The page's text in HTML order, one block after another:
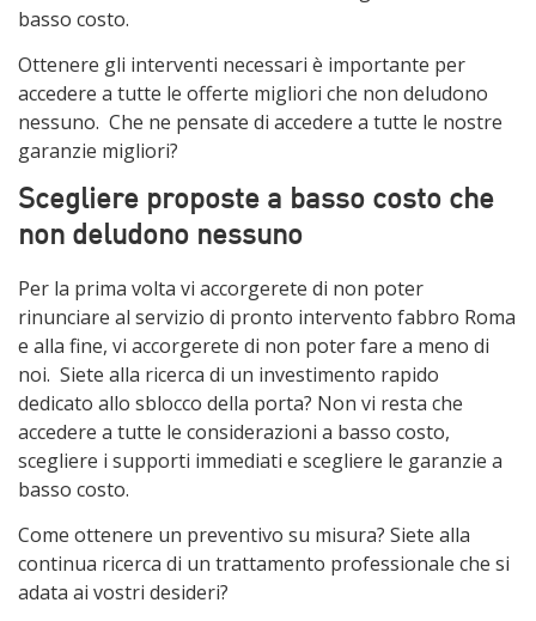
basso costo.
Ottenere gli interventi necessari è importante per
accedere a tutte le offerte migliori che non deludono
nessuno. Che ne pensate di accedere a tutte le nostre
garanzie migliori?
Scegliere proposte a basso costo che
non deludono nessuno
Per la prima volta vi accorgerete di non poter
rinunciare al servizio di pronto intervento fabbro Roma
e alla fine, vi accorgerete di non poter fare a meno di
noi. Siete alla ricerca di un investimento rapido
dedicato allo sblocco della porta? Non vi resta che
accedere a tutte le considerazioni a basso costo,
scegliere i supporti immediati e scegliere le garanzie a
basso costo.
Come ottenere un preventivo su misura? Siete alla
continua ricerca di un trattamento professionale che si
adata ai vostri desideri?